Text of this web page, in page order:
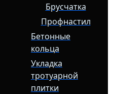
Брусчатка
Профнастил
Бетонные
кольца
Укладка
тротуарной
плитки